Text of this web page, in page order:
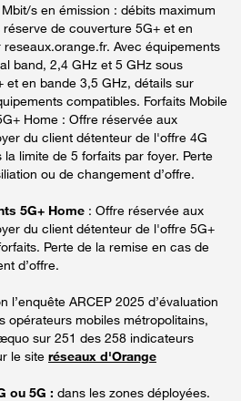
s en émission : débits maximum
de couverture 5G+ et en
Avec équipements
band, 2,4 GHz et 5 GHz sous
et en bande 3,5 GHz, détails sur
compatibles. Forfaits Mobile
Home : Offre réservée aux
du client détenteur de l'offre 4G
limite de 5 forfaits par foyer. Perte
ou de changement d’offre.
5G+ Home : Offre réservée aux
du client détenteur de l'offre 5G+
Perte de la remise en cas de
d’offre.
l’enquête ARCEP 2025 d’évaluation
opérateurs mobiles métropolitains,
sur 251 des 258 indicateurs
le site réseaux d'Orange
ou 5G : dans les zones déployées.